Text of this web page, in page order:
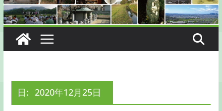
日: 2020年12月25日